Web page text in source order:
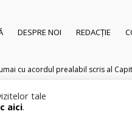
DESPRE NOI REDACȚIE
cu acordul prealabil scris al
tale
aici.